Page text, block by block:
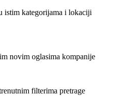
istim kategorijama i lokaciji
novim oglasima kompanije
filterima pretrage